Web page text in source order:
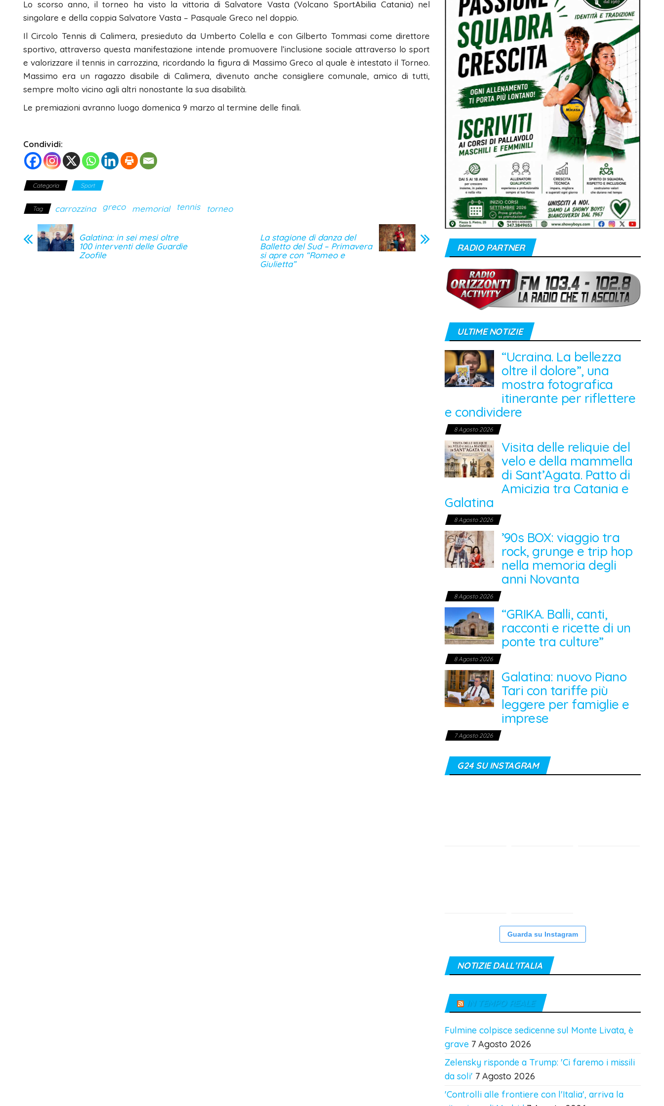
Lo scorso anno, il torneo ha visto la vittoria di Salvatore Vasta (Volcano SportAbilia Catania) nel
singolare e della coppia Salvatore Vasta – Pasquale Greco nel doppio.
Il Circolo Tennis di Calimera, presieduto da Umberto Colella e con Gilberto Tommasi come direttore
sportivo, attraverso questa manifestazione intende promuovere l’inclusione sociale attraverso lo sport
e valorizzare il tennis in carrozzina, ricordando la figura di Massimo Greco al quale è intestato il Torneo.
Massimo era un ragazzo disabile di Calimera, divenuto anche consigliere comunale, amico di tutti,
sempre molto vicino agli altri nonostante la sua disabilità.
Le premiazioni avranno luogo domenica 9 marzo al termine delle finali.
Condividi:
Categoria Sport
Tag carrozzina greco memorial tennis torneo
Galatina: in sei mesi oltre
100 interventi delle Guardie
Zoofile
La stagione di danza del
Balletto del Sud – Primavera
si apre con “Romeo e
Giulietta”
RADIO PARTNER
ULTIME NOTIZIE
“Ucraina. La bellezza
oltre il dolore”, una
mostra fotografica
itinerante per riflettere
e condividere
8 Agosto 2026
Visita delle reliquie del
velo e della mammella
di Sant’Agata. Patto di
Amicizia tra Catania e
Galatina
8 Agosto 2026
’90s BOX: viaggio tra
rock, grunge e trip hop
nella memoria degli
anni Novanta
8 Agosto 2026
“GRIKA. Balli, canti,
racconti e ricette di un
ponte tra culture”
8 Agosto 2026
Galatina: nuovo Piano
Tari con tariffe più
leggere per famiglie e
imprese
7 Agosto 2026
G24 SU INSTAGRAM
Guarda su Instagram
NOTIZIE DALL’ITALIA
IN TEMPO REALE
Fulmine colpisce sedicenne sul Monte Livata, è
grave 7 Agosto 2026
Zelensky risponde a Trump: 'Ci faremo i missili
da soli' 7 Agosto 2026
'Controlli alle frontiere con l'Italia', arriva la